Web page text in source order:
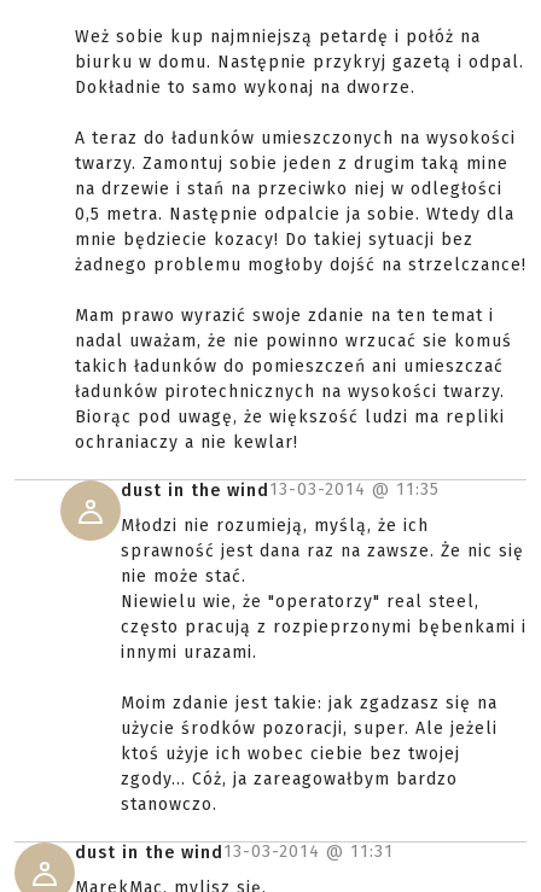
Weż sobie kup najmniejszą petardę i połóż na
biurku w domu. Następnie przykryj gazetą i odpal.
Dokładnie to samo wykonaj na dworze.
A teraz do ładunków umieszczonych na wysokości
twarzy. Zamontuj sobie jeden z drugim taką mine
na drzewie i stań na przeciwko niej w odległości
0,5 metra. Następnie odpalcie ja sobie. Wtedy dla
mnie będziecie kozacy! Do takiej sytuacji bez
żadnego problemu mogłoby dojść na strzelczance!
Mam prawo wyrazić swoje zdanie na ten temat i
nadal uważam, że nie powinno wrzucać sie komuś
takich ładunków do pomieszczeń ani umieszczać
ładunków pirotechnicznych na wysokości twarzy.
Biorąc pod uwagę, że większość ludzi ma repliki
ochraniaczy a nie kewlar!
dust in the wind 13-03-2014 @ 11:35
Młodzi nie rozumieją, myślą, że ich
sprawność jest dana raz na zawsze. Że nic się
nie może stać.
Niewielu wie, że "operatorzy" real steel,
często pracują z rozpieprzonymi bębenkami i
innymi urazami.
Moim zdanie jest takie: jak zgadzasz się na
użycie środków pozoracji, super. Ale jeżeli
ktoś użyje ich wobec ciebie bez twojej
zgody... Cóż, ja zareagowałbym bardzo
stanowczo.
dust in the wind 13-03-2014 @ 11:31
MarekMac, mylisz się.